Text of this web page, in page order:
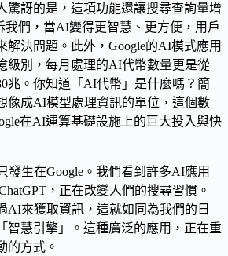
驚訝的是，這項功能還讓搜尋查詢量增
我們，當AI變得更智慧、更方便，用戶
解決問題。此外，Google的AI模式應用
級別，每月處理的AI代幣數量更是從
兆。你知道「AI代幣」是什麼嗎？簡
像成AI模型處理資訊的單位，這個數
在AI運算基礎設施上的巨大投入與快
發生在Google。我們看到許多AI應用
，正在改變人們的搜尋習慣。
AI來獲取資訊，這就如同為我們的日
智慧引擎」。這種廣泛的應用，正在重
的方式。